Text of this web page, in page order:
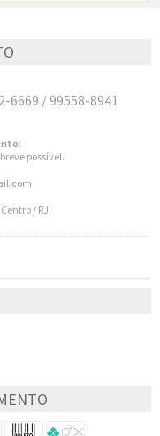
6669 / 99558-8941
possível.
/ RJ.